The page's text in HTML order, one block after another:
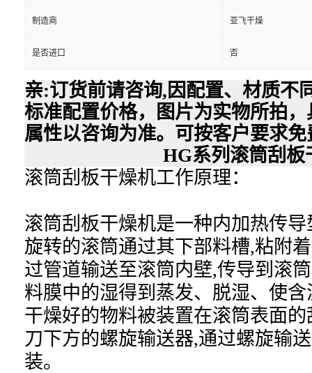
制造商 亚飞干燥
是否进口 否
亲:订货前请咨询,因配置、材质不
标准配置价格，图片为实物所拍
属性以咨询为准。可按客户要求免
HG系列滚筒刮板
滚筒刮板干燥机工作原理：
滚筒刮板干燥机是一种内加热传
旋转的滚筒通过其下部料槽,粘附
过管道输送至滚筒内壁,传导到滚
料膜中的湿得到蒸发、脱湿、使
干燥好的物料被装置在滚筒表面
刀下方的螺旋输送器,通过螺旋输
装。